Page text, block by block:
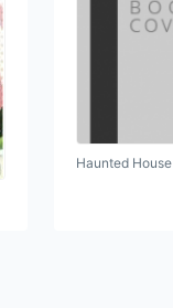
Haunted House